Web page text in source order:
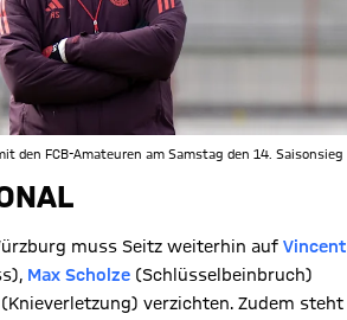
den FCB-Amateuren am Samstag den 14. Saisonsieg
muss Seitz weiterhin auf Vincent
Max Scholze (Schlüsselbeinbruch)
(Knieverletzung) verzichten. Zudem steht